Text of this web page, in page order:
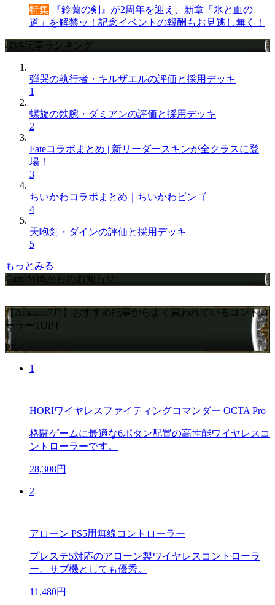
特集 『鈴蘭の剣』が2周年を迎え、新章「氷と血の
道」を解禁ッ！記念イベントの報酬もお見逃し無く！
攻略記事ランキング
弾哭の執行者・キルザエルの評価と採用デッキ
1
螺旋の鉄腕・ダミアンの評価と採用デッキ
2
Fateコラボまとめ | 新リーダースキンが全クラスに登
場！
3
ちいかわコラボまとめ｜ちいかわビンゴ
4
天咆剣・ダインの評価と採用デッキ
5
もっとみる
GameWithからのお知らせ
【Amazon7月】おすすめ記事からよく買われているコントロ
ーラーTOP4
PR
1
HORIワイヤレスファイティングコマンダー OCTA Pro
格闘ゲームに最適な6ボタン配置の高性能ワイヤレスコ
ントローラーです。
28,308円
2
アローン PS5用無線コントローラー
プレステ5対応のアローン製ワイヤレスコントローラ
ー。サブ機としても優秀。
11,480円